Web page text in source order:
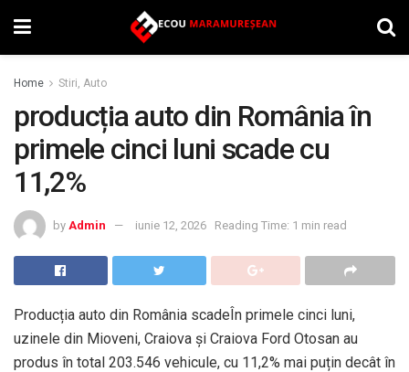
Home Stiri, Auto
producția auto din România în
primele cinci luni scade cu
11,2%
by Admin iunie 12, 2026 Reading Time: 1 min read
Producția auto din România scadeÎn primele cinci luni,
uzinele din Mioveni, Craiova și Craiova Ford Otosan au
produs în total 203.546 vehicule, cu 11,2% mai puțin decât în